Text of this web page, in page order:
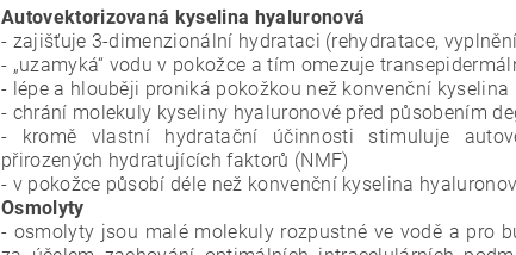
Autovektorizovaná kyselina hyaluronová
- zajišťuje 3-dimenzionální hydrataci (rehydratace,
- „uzamyká“ vodu v pokožce a tím omezuje
- lépe a hlouběji proniká pokožkou než konvenční kyselina
- chrání molekuly kyseliny hyaluronové před působením
- kromě vlastní hydratační účinnosti stimuluje
přirozených hydratujících faktorů (NMF)
- v pokožce působí déle než konvenční kyselina
Osmolyty
- osmolyty jsou malé molekuly rozpustné ve vodě a pro